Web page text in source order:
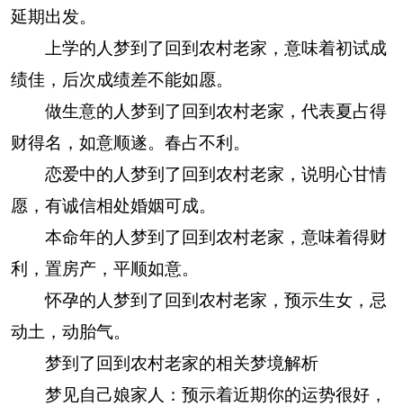
延期出发。
上学的人梦到了回到农村老家，意味着初试成
绩佳，后次成绩差不能如愿。
做生意的人梦到了回到农村老家，代表夏占得
财得名，如意顺遂。春占不利。
恋爱中的人梦到了回到农村老家，说明心甘情
愿，有诚信相处婚姻可成。
本命年的人梦到了回到农村老家，意味着得财
利，置房产，平顺如意。
怀孕的人梦到了回到农村老家，预示生女，忌
动土，动胎气。
梦到了回到农村老家的相关梦境解析
梦见自己娘家人：预示着近期你的运势很好，